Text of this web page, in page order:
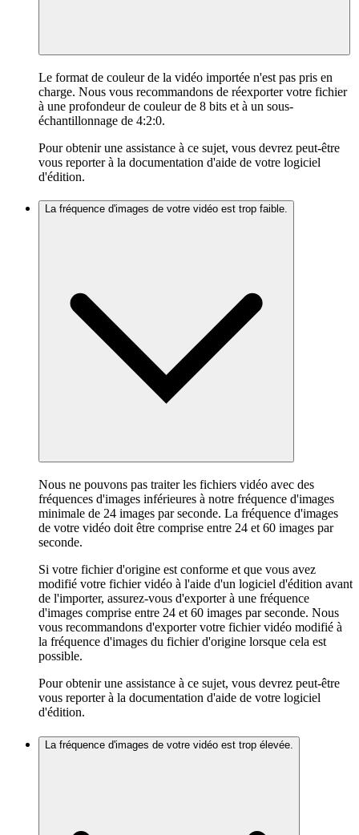
Le format de couleur de la vidéo importée n'est pas pris en
charge. Nous vous recommandons de réexporter votre fichier
à une profondeur de couleur de 8 bits et à un sous-
échantillonnage de 4:2:0.
Pour obtenir une assistance à ce sujet, vous devrez peut-être
vous reporter à la documentation d'aide de votre logiciel
d'édition.
La fréquence d'images de votre vidéo est trop faible.
Nous ne pouvons pas traiter les fichiers vidéo avec des
fréquences d'images inférieures à notre fréquence d'images
minimale de 24 images par seconde. La fréquence d'images
de votre vidéo doit être comprise entre 24 et 60 images par
seconde.
Si votre fichier d'origine est conforme et que vous avez
modifié votre fichier vidéo à l'aide d'un logiciel d'édition avant
de l'importer, assurez-vous d'exporter à une fréquence
d'images comprise entre 24 et 60 images par seconde. Nous
vous recommandons d'exporter votre fichier vidéo modifié à
la fréquence d'images du fichier d'origine lorsque cela est
possible.
Pour obtenir une assistance à ce sujet, vous devrez peut-être
vous reporter à la documentation d'aide de votre logiciel
d'édition.
La fréquence d'images de votre vidéo est trop élevée.